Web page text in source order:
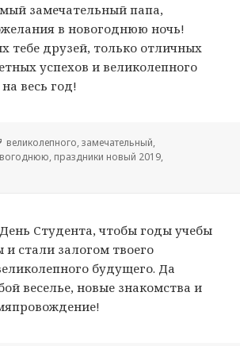
замечательный папа,
в новогоднюю ночь!
тебе друзей, только отличных
успехов и великолепного
весь год!
Метки
великолепного,замечательный,
, праздники новый 2019,
Студента, чтобы годы учебы
стали залогом твоего
будущего. Да
веселье, новые знакомства и